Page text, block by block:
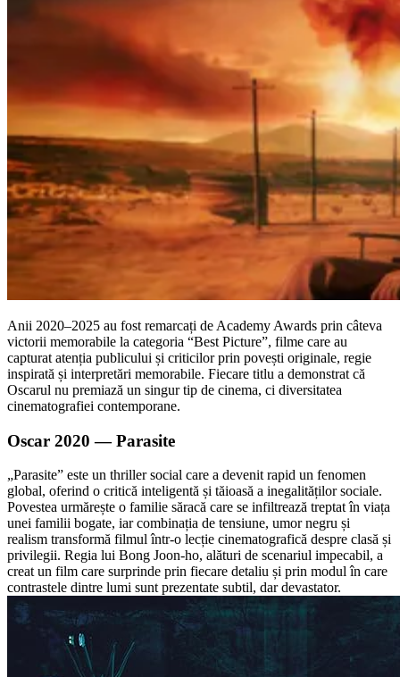
Anii 2020–2025 au fost remarcați de Academy Awards prin câteva
victorii memorabile la categoria “Best Picture”, filme care au
capturat atenția publicului și criticilor prin povești originale, regie
inspirată și interpretări memorabile. Fiecare titlu a demonstrat că
Oscarul nu premiază un singur tip de cinema, ci diversitatea
cinematografiei contemporane.
Oscar 2020 — Parasite
„Parasite” este un thriller social care a devenit rapid un fenomen
global, oferind o critică inteligentă și tăioasă a inegalităților sociale.
Povestea urmărește o familie săracă care se infiltrează treptat în viața
unei familii bogate, iar combinația de tensiune, umor negru și
realism transformă filmul într-o lecție cinematografică despre clasă și
privilegii. Regia lui Bong Joon-ho, alături de scenariul impecabil, a
creat un film care surprinde prin fiecare detaliu și prin modul în care
contrastele dintre lumi sunt prezentate subtil, dar devastator.